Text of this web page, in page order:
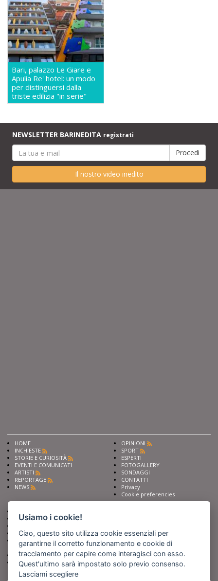
Bari, palazzo Le Giare e
Apulia Re' hotel: un modo
per distinguersi dalla
triste edilizia "in serie"
NEWSLETTER BARINEDITA registrati
Il nostro video inedito
HOME
INCHIESTE
STORIE E CURIOSITÀ
EVENTI E COMUNICATI
ARTISTI
REPORTAGE
NEWS
OPINIONI
SPORT
ESPERTI
FOTOGALLERY
SONDAGGI
CONTATTI
Privacy
Cookie preferencies
Scrivi alla redazione
Sostieni Barinedita
Iscriviti al nostro corso di
giornalismo
Compra i nostri libri
Entra in Barinedita Map
Usiamo i cookie!
Ciao, questo sito utilizza cookie essenziali per
garantirne il corretto funzionamento e cookie di
tracciamento per capire come interagisci con esso.
Quest'ultimo sarà impostato solo previo consenso.
Lasciami scegliere